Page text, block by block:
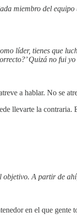
miembro del
líder, tienes que
Quizá no fui
a hablar. No se
llevarte la contraria.
A partir de
en el que gente